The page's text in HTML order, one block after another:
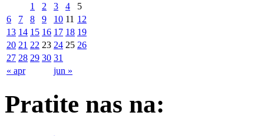
« apr jun »
1 2 3 4
5
6
7 8 9 10 11 12
13 14 15 16 17 18 19
20 21 22 23 24 25 26
27 28 29 30 31
Pratite nas na: